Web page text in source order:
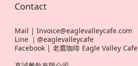
Contact
Mail | Invoice@eaglevalleycafe.com
Line ｜@eaglevalleycafe
Facebook | 老鷹咖啡 Eagle Valley Cafe